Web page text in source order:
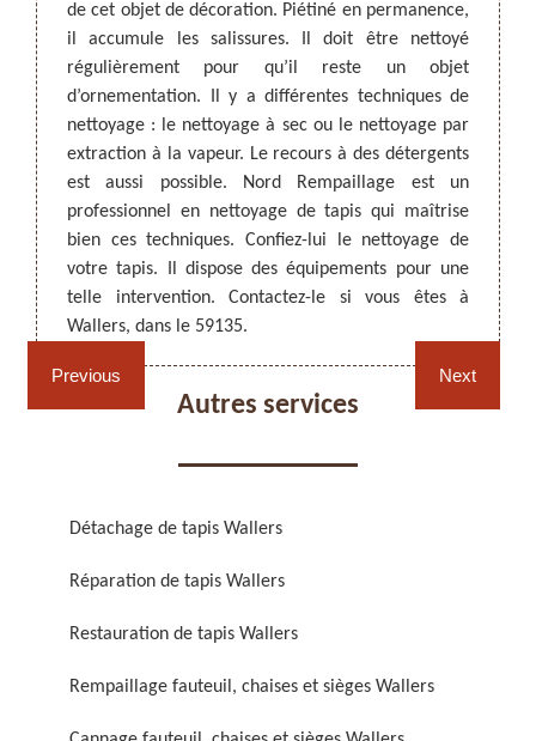
ARTISAN DEZITTER , REMPAILLAGE -
CANNAGE - RECOLLAGE, 59 NORD
Rempaillage fauteuil,
chaises et sièges 59
Cannage fauteuil, chaises
et sièges 59
chaise et siège 59
Previous
ces
vous
ses
votre
de cet objet de décoration. Piétiné en permanence,
il accumule les salissures. Il doit être nettoyé
régulièrement pour qu’il reste un objet
d’ornementation. Il y a différentes techniques de
nettoyage : le nettoyage à sec ou le nettoyage par
extraction à la vapeur. Le recours à des détergents
est aussi possible. Nord Rempaillage est un
professionnel en nettoyage de tapis qui maîtrise
bien ces techniques. Confiez-lui le nettoyage de
votre tapis. Il dispose des équipements pour une
telle intervention. Contactez-le si vous êtes à
Wallers, dans le 59135.
Les
les
il
faire
site
de
Next
Autres services
Détachage de tapis Wallers
Réparation de tapis Wallers
Restauration de tapis Wallers
Rempaillage fauteuil, chaises et sièges Wallers